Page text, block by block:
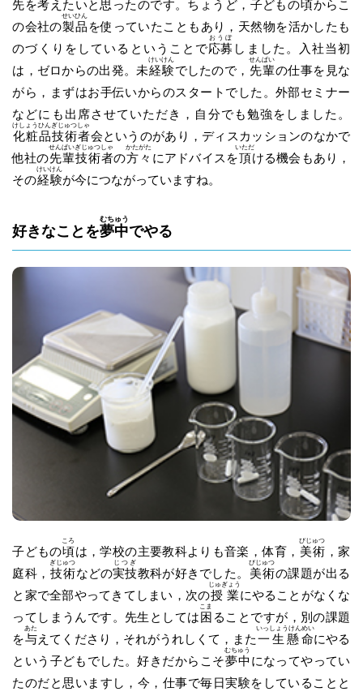
先を考えたいと思ったのです。ちょうど，子どもの頃からこ
の会社の製品
せいひん
を使っていたこともあり，天然物を活かしたも
のづくりをしているということで応募
おうぼ
しました。入社当初
は，ゼロからの出発。未経験
けいけん
でしたので， 先輩
せんぱい
の仕事を見な
がら，まずはお手伝いからのスタートでした。外部セミナー
などにも出席させていただき，自分でも勉強をしました。
化粧品
けしょうひん
技術者
ぎじゅつしゃ
会というのがあり，ディスカッションのなかで
他社の先輩
せんぱい
技術者
ぎじゅつしゃ
の方々
かたがた
にアドバイスを頂
いただ
ける機会もあり，
その経験
けいけん
が今につながっていますね。
好きなことを夢中
むちゅう
でやる
子どもの頃
ころ
は，学校の主要教科よりも音楽，体育， 美術
びじゅつ
，家
庭科， 技術
ぎじゅつ
などの実技
じつぎ
教科が好きでした。 美術
びじゅつ
の課題が出る
と家で全部やってきてしまい，次の授業
じゅぎょう
にやることがなくな
ってしまうんです。先生としては困
こま
ることですが，別の課題
を与
あた
えてくださり，それがうれしくて，また一生懸命
いっしょうけんめい
にやる
という子どもでした。好きだからこそ夢中
むちゅう
になってやってい
たのだと思いますし，今，仕事で毎日実験をしていることと